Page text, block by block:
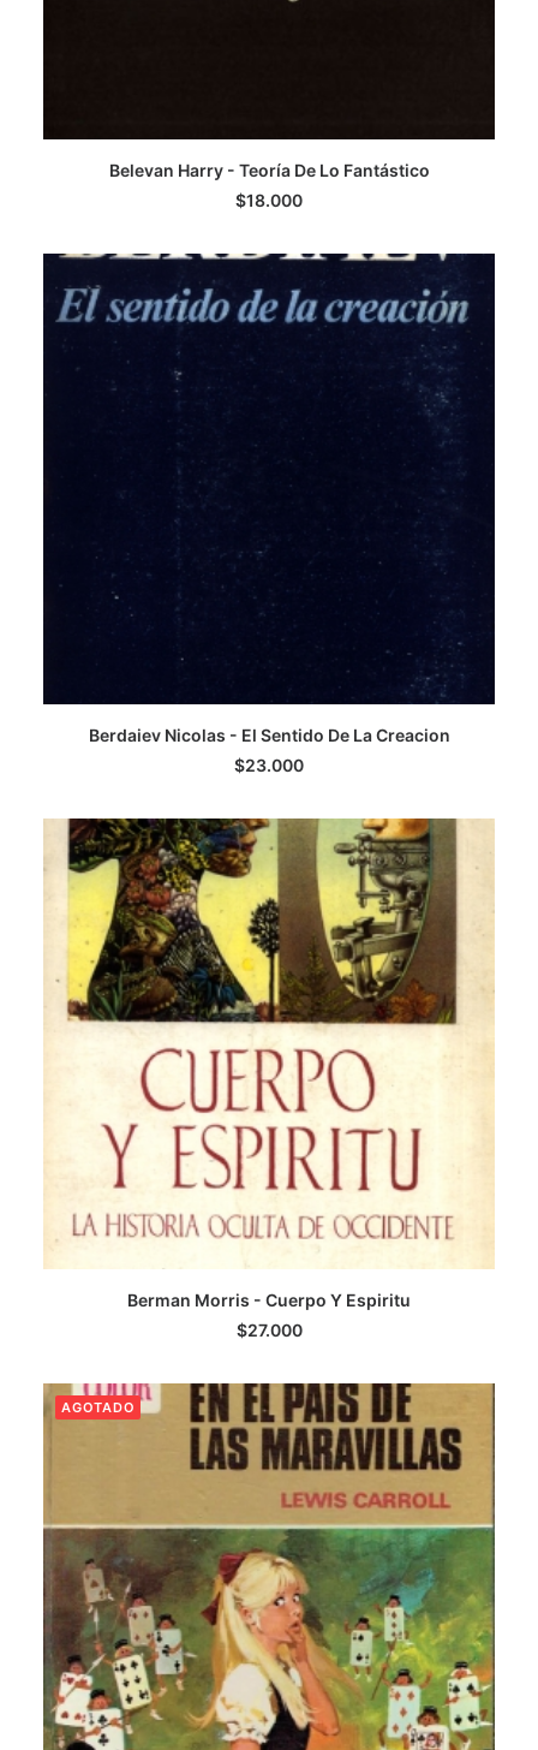
LEER MÁS
Belevan Harry - Teoría De Lo Fantástico
$18.000
AGREGAR AL CARRITO
Berdaiev Nicolas - El Sentido De La Creacion
$23.000
AGREGAR AL CARRITO
Berman Morris - Cuerpo Y Espiritu
$27.000
AGOTADO